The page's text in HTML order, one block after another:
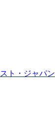
ト・ジャパン